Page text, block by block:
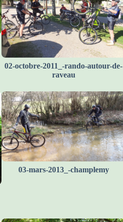
02-octobre-2011_-rando-autour-de-
raveau
03-mars-2013_-champlemy